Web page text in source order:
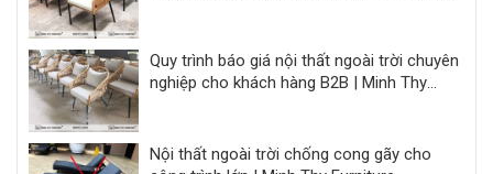
Quy trình báo giá nội thất ngoài trời chuyên
nghiệp cho khách hàng B2B | Minh Thy
Nội thất ngoài trời chống cong gãy cho